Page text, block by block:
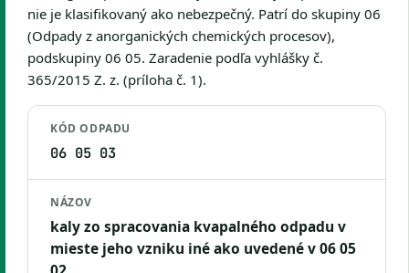
nie je klasifikovaný ako nebezpečný. Patrí do skupiny 06
(Odpady z anorganických chemických procesov),
podskupiny 06 05. Zaradenie podľa vyhlášky č.
365/2015 Z. z. (príloha č. 1).
KÓD ODPADU
06 05 03
NÁZOV
kaly zo spracovania kvapalného odpadu v
mieste jeho vzniku iné ako uvedené v 06 05